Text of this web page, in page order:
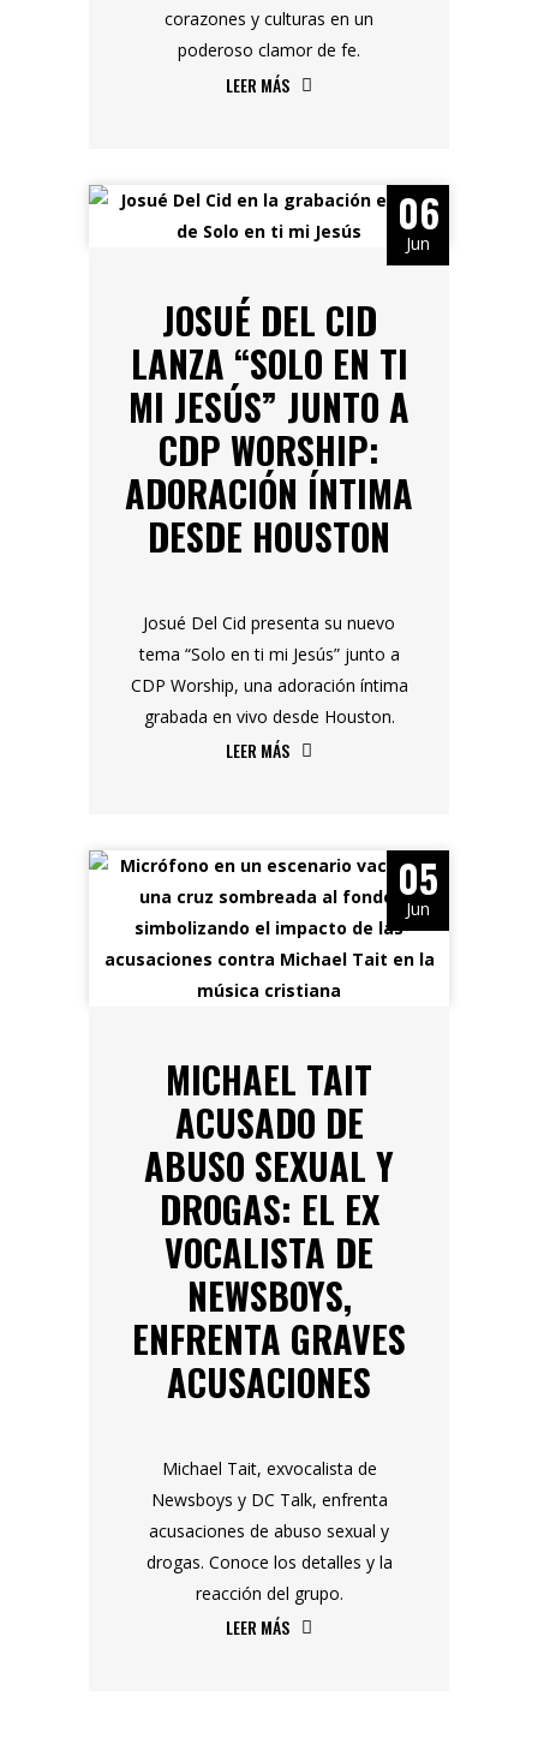
corazones y culturas en un
poderoso clamor de fe.
LEER MÁS
06
Jun
JOSUÉ DEL CID
LANZA “SOLO EN TI
MI JESÚS” JUNTO A
CDP WORSHIP:
ADORACIÓN ÍNTIMA
DESDE HOUSTON
Josué Del Cid presenta su nuevo
tema “Solo en ti mi Jesús” junto a
CDP Worship, una adoración íntima
grabada en vivo desde Houston.
LEER MÁS
05
Jun
MICHAEL TAIT
ACUSADO DE
ABUSO SEXUAL Y
DROGAS: EL EX
VOCALISTA DE
NEWSBOYS,
ENFRENTA GRAVES
ACUSACIONES
Michael Tait, exvocalista de
Newsboys y DC Talk, enfrenta
acusaciones de abuso sexual y
drogas. Conoce los detalles y la
reacción del grupo.
LEER MÁS